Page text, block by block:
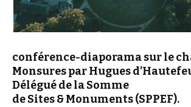
conférence-diaporama sur le
Monsures par Hugues
Délégué de la Somme
de Sites & Monuments (SPPEF).